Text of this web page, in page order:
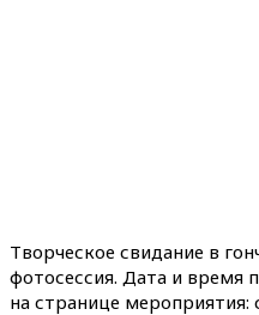
Творческое свидание в
фотосессия. Дата и время
на странице мероприятия: